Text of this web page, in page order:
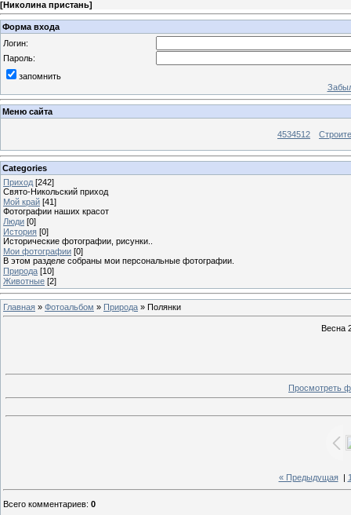
[Николина пристань]
Форма входа
Логин:
Пароль:
запомнить
Меню сайта
4534512
Categories
Приход [242]
Свято-Никольский приход
Мой край [41]
Фотографии наших красот
Люди [0]
История [0]
Исторические фотографии, рисунки..
Мои фотографии [0]
В этом разделе собраны мои персональные фотографии.
Природа [10]
Животные [2]
Главная » Фотоальбом » Природа » Полянки
Весна
Просмотреть
« Предыдущая|
Всего комментариев: 0